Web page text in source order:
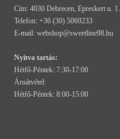
Cím: 4030 Debrecen, Epreskert u. 1.
Telefon: +36 (30) 5069233
E-mail: webshop@sweetline98.hu
Nyitva tartás:
Hétfő-Péntek: 7:30-17:00
Áruátvétel:
Hétfő-Péntek: 8:00-15:00